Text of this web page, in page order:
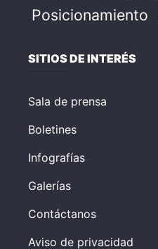
Posicionamiento
SITIOS DE INTERÉS
Sala de prensa
Boletines
Infografías
Galerías
Contáctanos
Aviso de privacidad